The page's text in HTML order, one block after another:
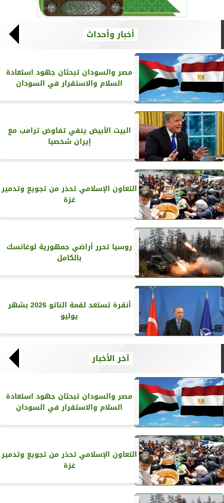
أخبار وأحداث
مصر والسودان تبحثان جهود استعادة
السلام والاستقرار في السودان
البيت الأبيض ينفي تفاوض ترامب مع
إيران شخصيا
التعاون الإسلامي تحذر من تجويع وتدمير
غزة
روسيا تحرر أراضي جمهورية لوغانسك
بالكامل
أنقرة تستعد لقمة الناتو 2026 بشهر
يوليو
آخر الأخبار
مصر والسودان تبحثان جهود استعادة
السلام والاستقرار في السودان
التعاون الإسلامي تحذر من تجويع وتدمير
غزة